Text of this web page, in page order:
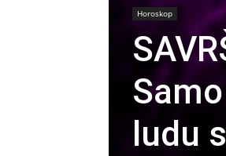
Horoskop
ludu